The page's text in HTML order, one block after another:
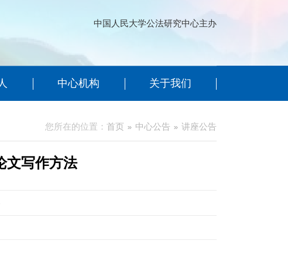
中国人民大学公法研究中心主办
中心机构 关于我们
您所在的位置： 首页 中心公告 讲座公告
文写作方法